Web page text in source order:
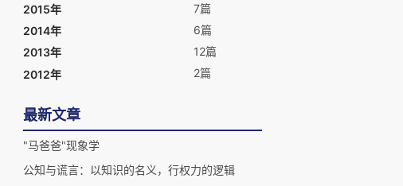
2015年
7篇
2014年
6篇
2013年
12篇
2012年
2篇
最新文章
"马爸爸"现象学
公知与谎言：以知识的名义，行权力的逻辑